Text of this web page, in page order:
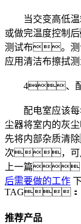
当交变高低温
或做完温度控制
测试布。测
应用清洁布擦拭
4、配
配电室应该每
尘器将室内的灰
先将内部杂质清
次，可
上一篇
后需要做的工作
TAG：
推荐产品